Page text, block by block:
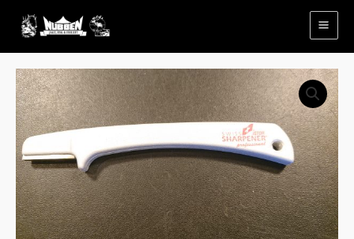
innholdet
Swiss
Istor
Sharpener
antall